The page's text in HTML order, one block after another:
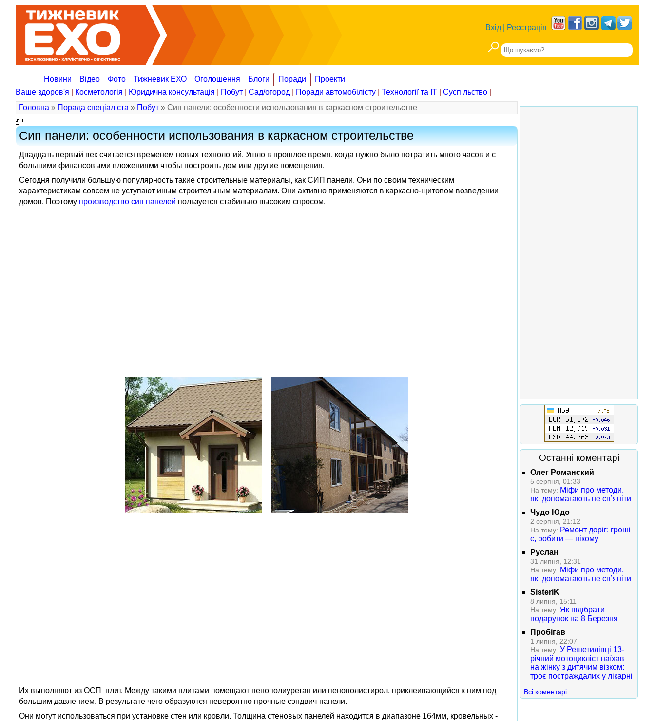
Вхід Реєстрація
Новини Відео Фото Тижневик ЕХО Оголошення Блоги Поради
Проекти
Ваше здоров'я
Косметологія Юридична консультація Побут Сад/огород Поради автомобілісту Технології та ІТ Суспільство
Головна » Порада спеціаліста » Побут » Сип панели: особенности использования в каркасном строительстве

Сип панели: особенности использования в каркасном строительстве
Двадцать первый век считается временем новых технологий. Ушло в прошлое время, когда нужно было потратить много часов и с
большими финансовыми вложениями чтобы построить дом или другие помещения.
Сегодня получили большую популярность такие строительные материалы, как СИП панели. Они по своим техническим
характеристикам совсем не уступают иным строительным материалам. Они активно применяются в каркасно-щитовом возведении
домов. Поэтому производство сип панелей пользуется стабильно высоким спросом.
Их выполняют из ОСП плит. Между такими плитами помещают пенополиуретан или пенополистирол, приклеивающийся к ним под
большим давлением. В результате чего образуются невероятно прочные сэндвич-панели.
Они могут использоваться при установке стен или кровли. Толщина стеновых панелей находится в диапазоне 164мм, кровельных -
Останні коментарі
Олег Романский
5 серпня, 01:33
На тему: Міфи про методи,
які допомагають не сп’яніти
Чудо Юдо
2 серпня, 21:12
На тему: Ремонт доріг: гроші
є, робити — нікому
Руслан
31 липня, 12:31
На тему: Міфи про методи,
які допомагають не сп’яніти
SisteriK
8 липня, 15:11
На тему: Як підібрати
подарунок на 8 Березня
Пробігав
1 липня, 22:07
На тему: У Решетилівці 13-
річний мотоцикліст наїхав
на жінку з дитячим візком:
троє постраждалих у лікарні
Всі коментарі